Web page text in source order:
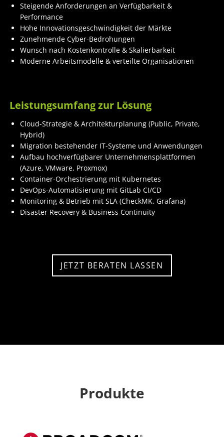
Steigende Anforderungen an Verfügbarkeit &
Performance
Hohe Innovationsgeschwindigkeit der Märkte
Zunehmende Cyber-Bedrohungen
Wunsch nach Kostenkontrolle & Skalierbarkeit
Moderne Arbeitsmodelle & verteilte Organisationen
Leistungsumfang zur Lösung
Cloud-Strategie & Architekturplanung (Public, Private,
Hybrid)
Migration bestehender IT-Systeme und Anwendungen
Aufbau hochverfügbarer Unternehmensplattformen
(Azure, VMware, Proxmox)
Container-Orchestrierung mit Kubernetes
DevOps-Automatisierung mit GitLab CI/CD
Monitoring & Betrieb mit SLA (CheckMK, Grafana)
Disaster Recovery & Business Continuity
JETZT BERATEN LASSEN
Produkte